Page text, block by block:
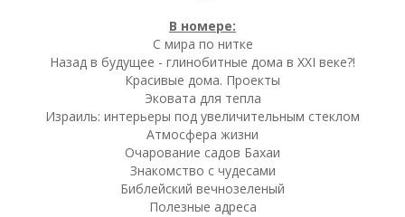
В номере:
С мира по нитке
Назад в будущее - глинобитные дома в XXI веке?!
Красивые дома. Проекты
Эковата для тепла
Израиль: интерьеры под увеличительным стеклом
Атмосфера жизни
Очарование садов Бахаи
Знакомство с чудесами
Библейский вечнозеленый
Полезные адреса